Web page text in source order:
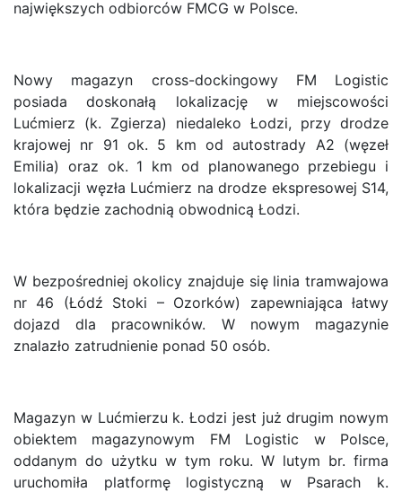
największych odbiorców FMCG w Polsce.
Nowy magazyn cross-dockingowy FM Logistic
posiada doskonałą lokalizację w miejscowości
Lućmierz (k. Zgierza) niedaleko Łodzi, przy drodze
krajowej nr 91 ok. 5 km od autostrady A2 (węzeł
Emilia) oraz ok. 1 km od planowanego przebiegu i
lokalizacji węzła Lućmierz na drodze ekspresowej S14,
która będzie zachodnią obwodnicą Łodzi.
W bezpośredniej okolicy znajduje się linia tramwajowa
nr 46 (Łódź Stoki – Ozorków) zapewniająca łatwy
dojazd dla pracowników. W nowym magazynie
znalazło zatrudnienie ponad 50 osób.
Magazyn w Lućmierzu k. Łodzi jest już drugim nowym
obiektem magazynowym FM Logistic w Polsce,
oddanym do użytku w tym roku. W lutym br. firma
uruchomiła platformę logistyczną w Psarach k.